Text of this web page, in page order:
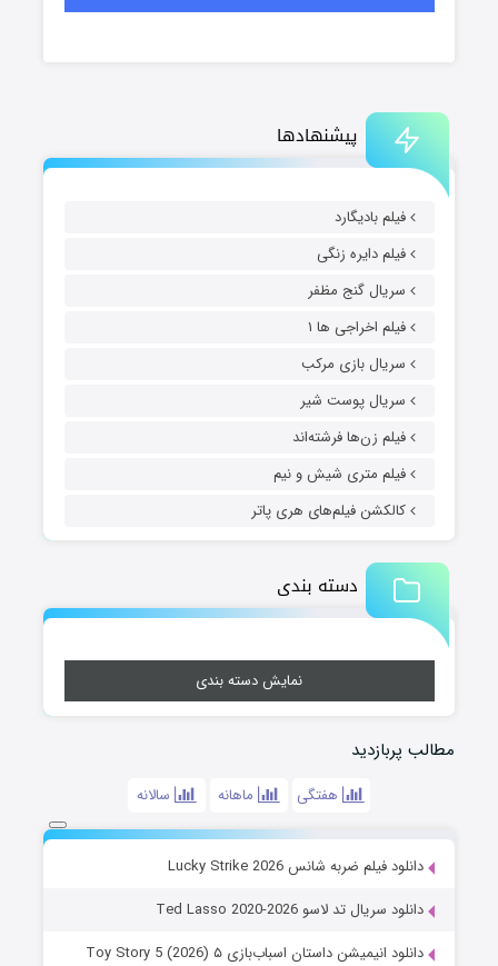
پیشنهادها
فیلم بادیگارد
فیلم دایره زنگی
سریال گنج مظفر
فیلم اخراجی ها ۱
سریال بازی مرکب
سریال پوست شیر
فیلم زن‌ها فرشته‌اند
فیلم متری شیش و نیم
کالکشن فیلم‌های هری پاتر
دسته بندی
نمایش دسته بندی
مطالب پربازدید
هفتگی ماهانه سالانه
دانلود فیلم ضربه شانس Lucky Strike 2026
دانلود سریال تد لاسو Ted Lasso 2020-2026
دانلود انیمیشن داستان اسباب‌بازی ۵ Toy Story 5 (2026)